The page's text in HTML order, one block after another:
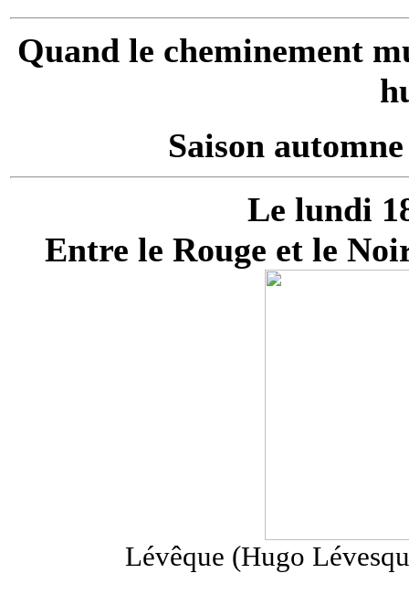
Quand le cheminement
Saison
Le lundi
Entre le Rouge et le
Lévêque (Hugo